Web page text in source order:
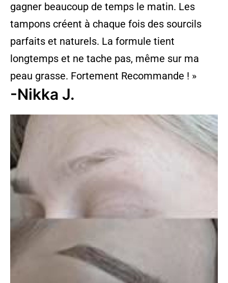
gagner beaucoup de temps le matin. Les
tampons créent à chaque fois des sourcils
parfaits et naturels. La formule tient
longtemps et ne tache pas, même sur ma
peau grasse. Fortement Recommande ! »
-Nikka J.